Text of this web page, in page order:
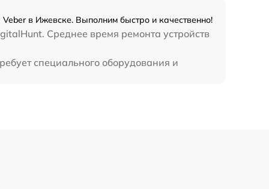
в Ижевске. Выполним быстро и качественно!
Среднее время ремонта устройств
специального оборудования и